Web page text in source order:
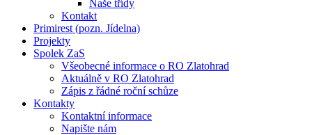
Naše třídy
Kontakt
Primirest (pozn. Jídelna)
Projekty
Spolek ZaS
Všeobecné informace o RO Zlatohrad
Aktuálně v RO Zlatohrad
Zápis z řádné roční schůze
Kontakty
Kontaktní informace
Napište nám